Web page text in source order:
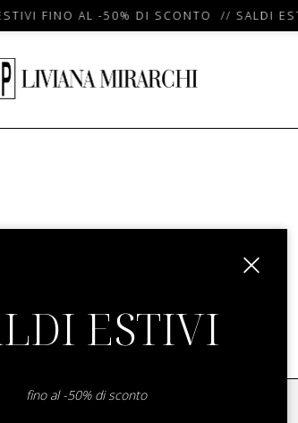
FINO AL -50% DI SCONTO // SALDI
ESTIVI
fino al -50% di sconto